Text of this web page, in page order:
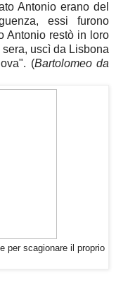
Antonio erano del
essi furono
Antonio restò in loro
uscì da Lisbona
(Bartolomeo da
per scagionare il proprio